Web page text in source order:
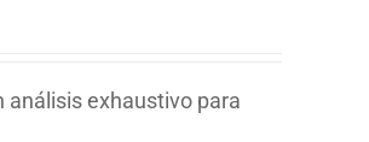
análisis exhaustivo para